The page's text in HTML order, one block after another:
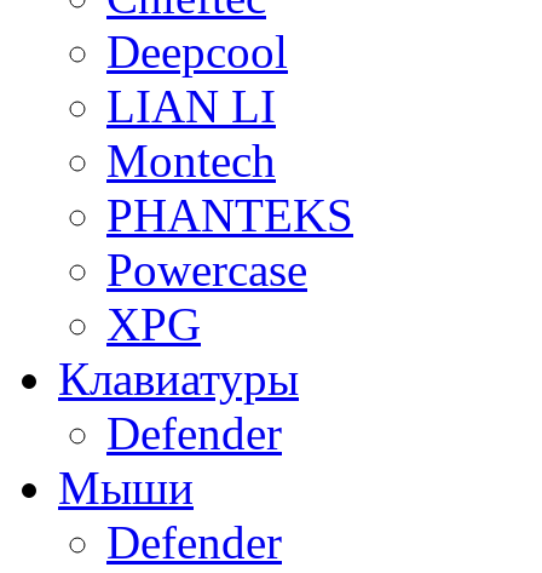
Deepcool
LIAN LI
Montech
PHANTEKS
Powercase
XPG
Клавиатуры
Defender
Мыши
Defender